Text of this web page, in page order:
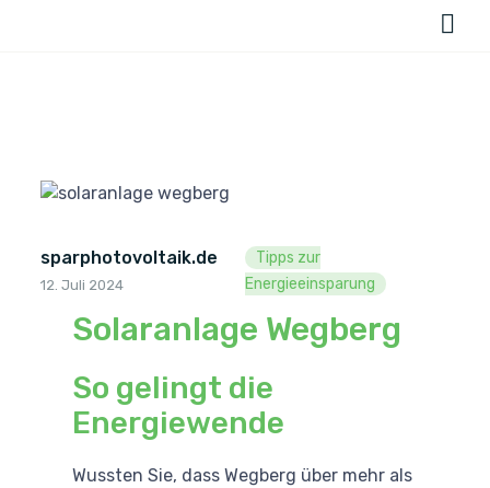
sparphotovoltaik.de
12. Juli 2024
Tipps zur
Energieeinsparung
Solaranlage Wegberg
So gelingt die
Energiewende
Wussten Sie, dass Wegberg über mehr als